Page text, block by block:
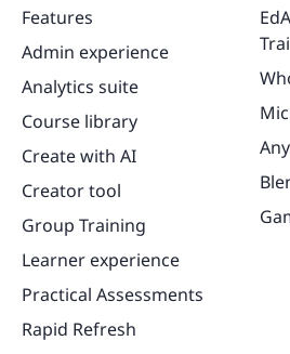
Features
Admin experience
Analytics suite
Course library
Create with AI
Creator tool
Group Training
Learner experience
Practical Assessments
Rapid Refresh